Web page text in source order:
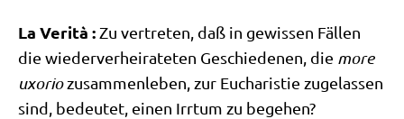
La Veri­tà :Zu ver­tre­ten, daß in gewis­sen Fäl­len
die wie­der­ver­hei­ra­te­ten Geschie­de­nen, die more
uxoriozusam­men­le­ben, zur Eucha­ri­stie zuge­las­sen
sind, bedeu­tet, einen Irr­tum zu begehen?